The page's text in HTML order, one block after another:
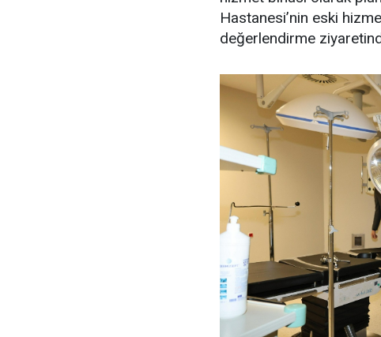
Hastanesi’nin eski
değerlendirme